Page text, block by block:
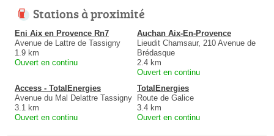
Stations à proximité
Eni Aix en Provence Rn7
Avenue de Lattre de Tassigny
1.9 km
Ouvert en continu
Auchan Aix-En-Provence
Lieudit Chamsaur, 210 Avenue de
Brédasque
2.4 km
Ouvert en continu
Access - TotalEnergies
Avenue du Mal Delattre Tassigny
3.1 km
Ouvert en continu
TotalEnergies
Route de Galice
3.4 km
Ouvert en continu